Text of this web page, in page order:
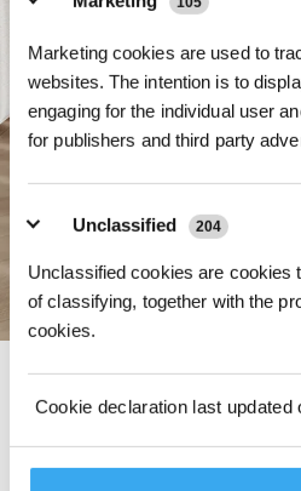
Marketing cookies are used to
websites. The intention is to
engaging for the individual user
for publishers and third party
Unclassified 204
Unclassified cookies are cookies
of classifying, together with the
cookies.
Cookie declaration last
OZMO
OZMO Turbo 2.0 verwendet zwei